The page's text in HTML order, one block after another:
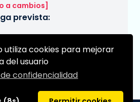
utiliza cookies para mejorar
del usuario
confidencialidad
a cambios]
prevista:
anime